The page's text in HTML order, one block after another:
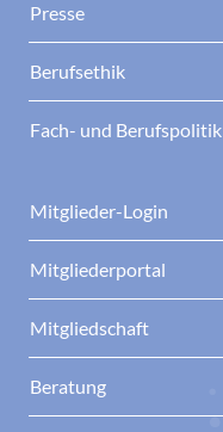
Presse
Berufsethik
Fach- und Berufspolitik
Mitglieder-Login
Mitgliederportal
Mitgliedschaft
Beratung